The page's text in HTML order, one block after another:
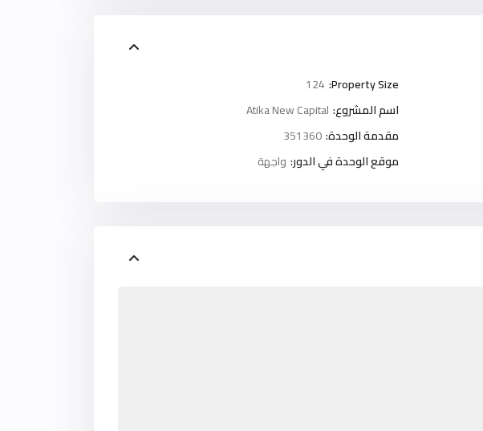
Property Size:
124
اسم المشروع: Atika New Capital
مقدمة الوحدة:351360
موقع الوحدة في الدور: واجهة